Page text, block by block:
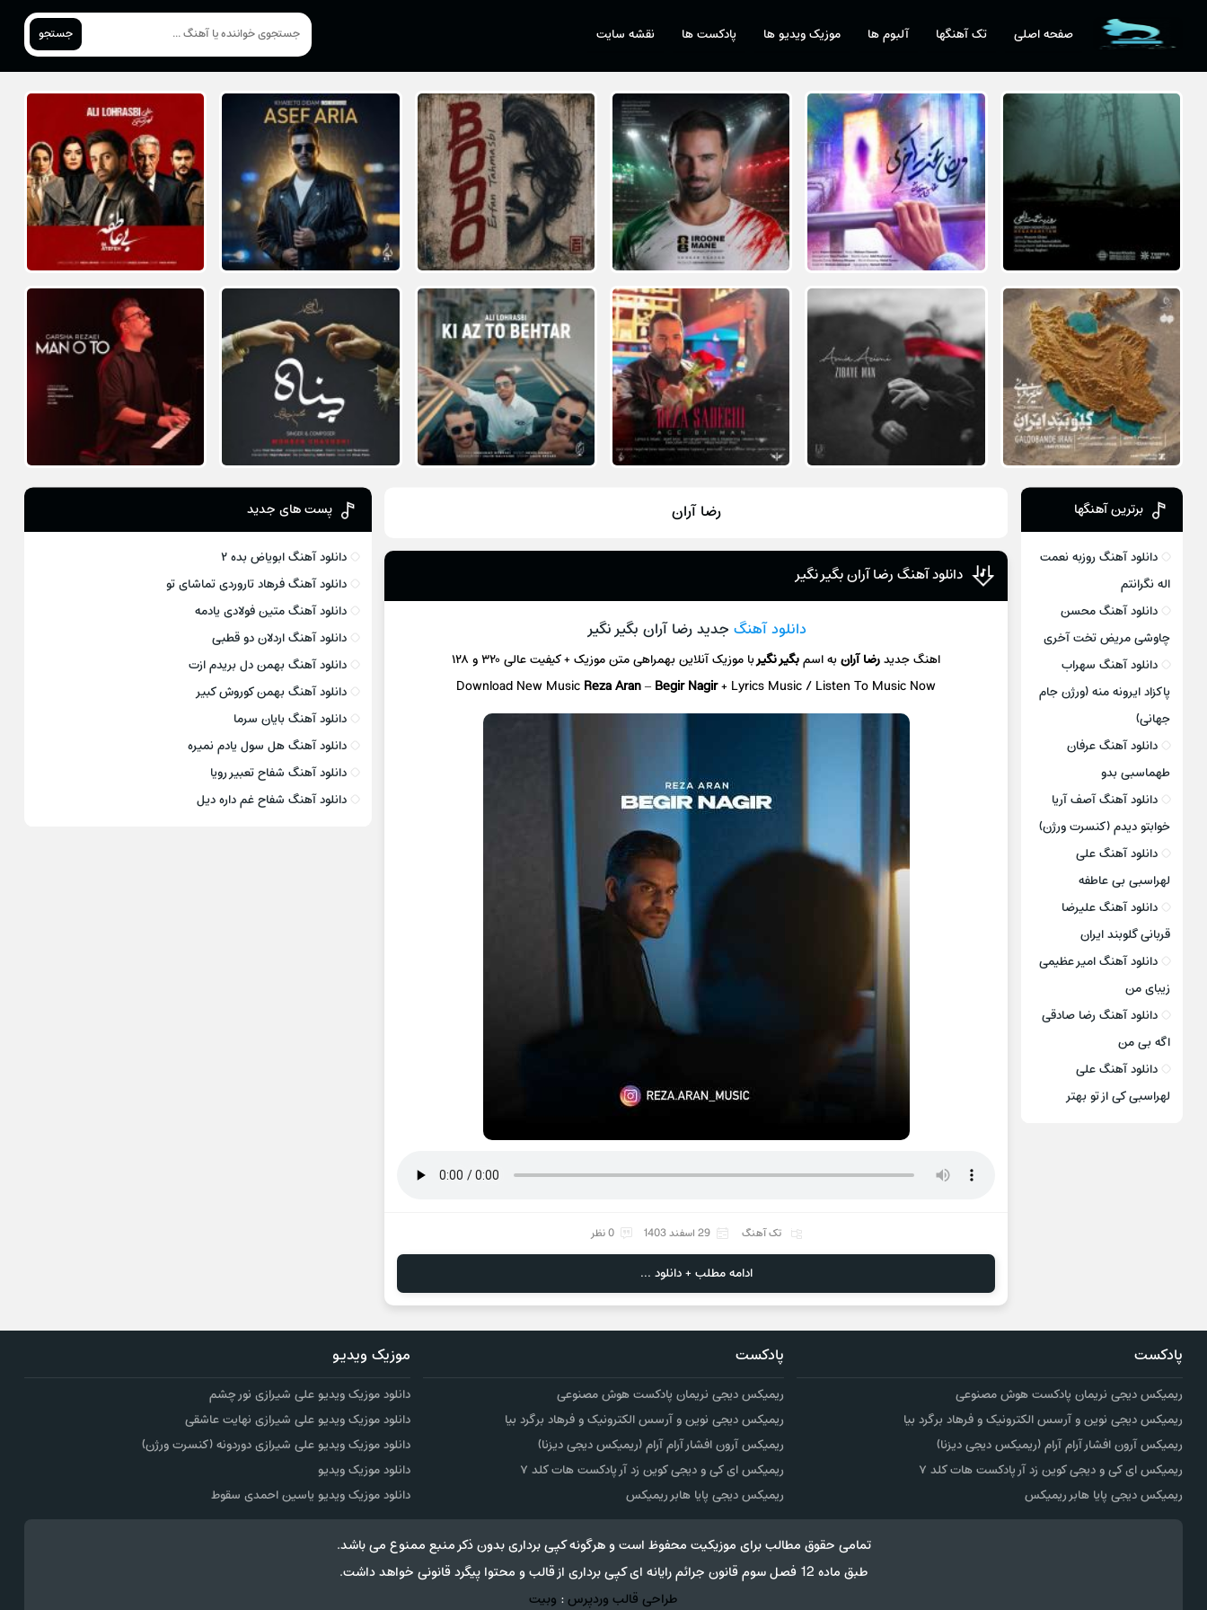
صفحه اصلی تک آهنگها آلبوم ها موزیک ویدیو ها پادکست ها نقشه سایت جستجو
رضا آران
دانلود آهنگ رضا آران بگیر نگیر
دانلود آهنگ جدید رضا آران بگیر نگیر
اهنگ جدیدرضا آرانبه اسمبگیر نگیربا موزیک آنلاینبهمراهی متن موزیک + کیفیت عالی ۳۲۰ و ۱۲۸
Download New Music Reza Aran– Begir Nagir+ Lyrics Music / Listen To Music Now
تک آهنگ 29 اسفند 1403 0 نظر
ادامه مطلب + دانلود ...
برترین آهنگها
دانلود آهنگ روزبه نعمت
اله نگرانتم
دانلود آهنگ محسن
چاوشی مریض تخت آخری
دانلود آهنگ سهراب
پاکزاد ایرونه منه (ورژن جام
جهانی)
دانلود آهنگ عرفان
طهماسبی بدو
دانلود آهنگ آصف آریا
خوابتو دیدم (کنسرت ورژن)
دانلود آهنگ علی
لهراسبی بی عاطفه
دانلود آهنگ علیرضا
قربانی گلوبند ایران
دانلود آهنگ امیر عظیمی
زیبای من
دانلود آهنگ رضا صادقی
اگه بی من
دانلود آهنگ علی
لهراسبی کی از تو ‌بهتر
پست های جدید
دانلود آهنگ ابویاض بده ۲
دانلود آهنگ فرهاد تاروردی تماشای تو
دانلود آهنگ متین فولادی یادمه
دانلود آهنگ اردلان دو قطبی
دانلود آهنگ بهمن دل بریدم ازت
دانلود آهنگ بهمن کوروش کبیر
دانلود آهنگ بایان سرما
دانلود آهنگ هل سول یادم نمیره
دانلود آهنگ شفاح تعبیر رویا
دانلود آهنگ شفاح غم داره دیل
پادکست
ریمیکس دیجی نریمان پادکست هوش مصنوعی
ریمیکس دیجی نوین و آرسس الکترونیک و فرهاد برگرد بیا
ریمیکس آرون افشار آرام آرام (ریمیکس دیجی دیزنا)
ریمیکس ای کی و دیجی کوین زد آر پادکست هات کلد ۷
ریمیکس دیجی پایا هابر ریمیکس
پادکست
ریمیکس دیجی نریمان پادکست هوش مصنوعی
ریمیکس دیجی نوین و آرسس الکترونیک و فرهاد برگرد بیا
ریمیکس آرون افشار آرام آرام (ریمیکس دیجی دیزنا)
ریمیکس ای کی و دیجی کوین زد آر پادکست هات کلد ۷
ریمیکس دیجی پایا هابر ریمیکس
موزیک ویدیو
دانلود موزیک ویدیو علی شیرازی نور چشم
دانلود موزیک ویدیو علی شیرازی نهایت عاشقی
دانلود موزیک ویدیو علی شیرازی دوردونه (کنسرت ورژن)
دانلود موزیک ویدیو
دانلود موزیک ویدیو یاسین احمدی سقوط
تمامی حقوق مطالب برای موزیکیت محفوظ است و هرگونه کپی برداری بدون ذکر منبع ممنوع می باشد.
طبق ماده 12 فصل سوم قانون جرائم رایانه ای کپی برداری از قالب و محتوا پیگرد قانونی خواهد داشت.
طراحی قالب وردپرس: وبیت